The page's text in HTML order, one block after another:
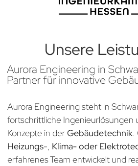
Unsere
Aurora Engineering in
Partner für innovative
Aurora Engineering steht in
fortschrittliche Ingenieurlösungen
Konzepte in derGebäudetechnik.
Heizungs-, Klima- oder
erfahrenes Team entwickelt und